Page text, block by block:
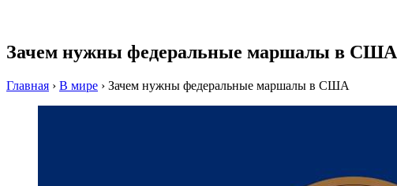
Зачем нужны федеральные маршалы в США
Главная › В мире › Зачем нужны федеральные маршалы в США